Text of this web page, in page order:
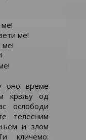
ме!
ме!
оно време
крвљу од
ослободи
телесним
и злом
кличемо: